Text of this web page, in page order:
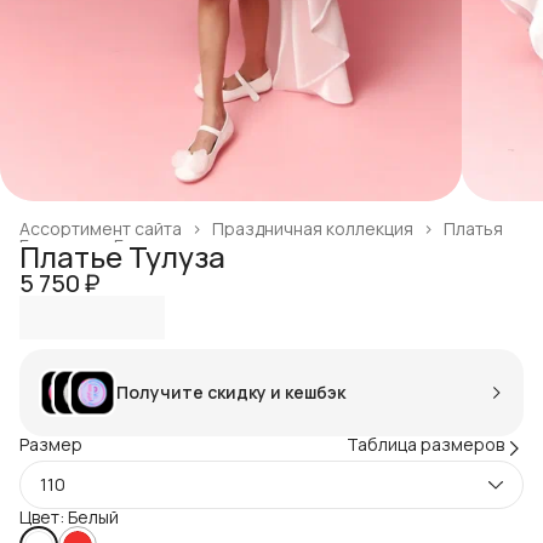
Платья
Праздничная коллекция ›
Ассортимент сайта ›
Готовая продукция
Главная
Платье Тулуза
5 750 ₽
Получите скидку и кешбэк
Размер
Таблица размеров
110
Цвет: Белый